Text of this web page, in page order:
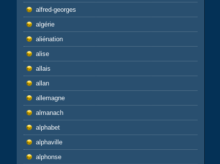
alfred-georges
algérie
aliénation
alise
allais
allan
allemagne
almanach
alphabet
alphaville
alphonse